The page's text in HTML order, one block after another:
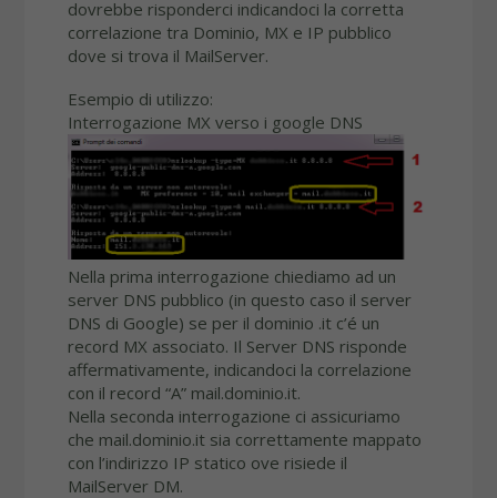
dovrebbe risponderci indicandoci la corretta
correlazione tra Dominio, MX e IP pubblico
dove si trova il MailServer.
Esempio di utilizzo:
Interrogazione MX verso i google DNS
Nella prima interrogazione chiediamo ad un
server DNS pubblico (in questo caso il server
DNS di Google) se per il dominio .it c’é un
record MX associato. Il Server DNS risponde
affermativamente, indicandoci la correlazione
con il record “A” mail.dominio.it.
Nella seconda interrogazione ci assicuriamo
che mail.dominio.it sia correttamente mappato
con l’indirizzo IP statico ove risiede il
MailServer DM.